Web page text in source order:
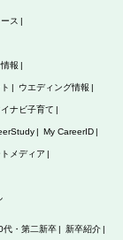
ス
報
ウエディング情報
ナビ子育て
My CareerID
メディア
代・第二新卒 新卒紹介